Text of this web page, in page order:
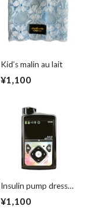
Kid’s malin au lait
¥1,100
Insulin pump dress
dream"
¥1,100